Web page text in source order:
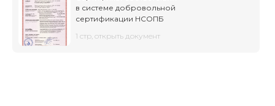
в системе добровольной
сертификации НСОПБ
1 стр, открыть документ